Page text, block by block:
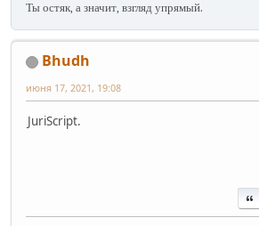
Ты остяк, а значит, взгляд упрямый.
Bhudh
июня 17, 2021, 19:08
JuriScript.